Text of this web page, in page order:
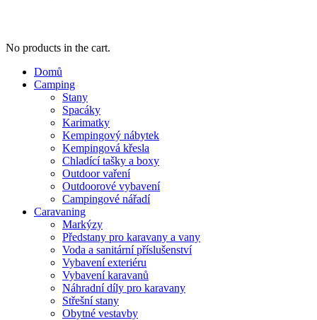
No products in the cart.
Domů
Camping
Stany
Spacáky
Karimatky
Kempingový nábytek
Kempingová křesla
Chladící tašky a boxy
Outdoor vaření
Outdoorové vybavení
Campingové nářadí
Caravaning
Markýzy
Předstany pro karavany a vany
Voda a sanitární příslušenství
Vybavení exteriéru
Vybavení karavanů
Náhradní díly pro karavany
Střešní stany
Obytné vestavby